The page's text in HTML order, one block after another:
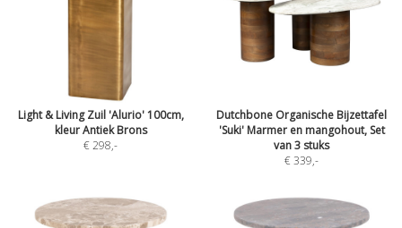
Light & Living Zuil 'Alurio' 100cm,
kleur Antiek Brons
€ 298,-
Dutchbone Organische Bijzettafel
'Suki' Marmer en mangohout, Set
van 3 stuks
€ 339,-